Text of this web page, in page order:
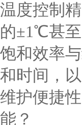
温度控制
的±1℃甚
饱和效率
和时间，
维护便捷
能？